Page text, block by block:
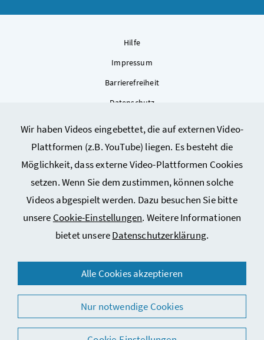
Wir haben Videos eingebettet, die auf externen Video-
Plattformen (z.B. YouTube) liegen. Es besteht die
Möglichkeit, dass externe Video-Plattformen Cookies
setzen. Wenn Sie dem zustimmen, können solche
Videos abgespielt werden. Dazu besuchen Sie bitte
unsere Cookie-Einstellungen. Weitere Informationen
bietet unsereDatenschutzerklärung.
Alle Cookies akzeptieren
Nur notwendige Cookies
Hilfe
Impressum
Barrierefreiheit
Datenschutz
Sitemap
Cookie-Einstellungen
© 2026 Bundesministerium für Arbeit, Soziales, Gesundheit,
Pflege und Konsumentenschutz